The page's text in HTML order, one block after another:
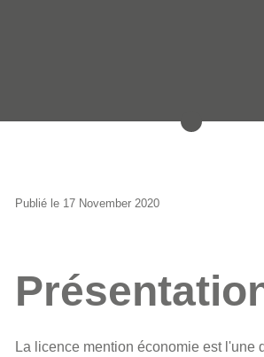
Publié le 17 November 2020
La licence mention économie est